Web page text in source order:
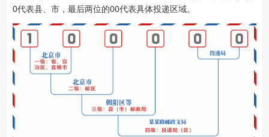
0代表县、市，最后两位的00代表具体投递区域。